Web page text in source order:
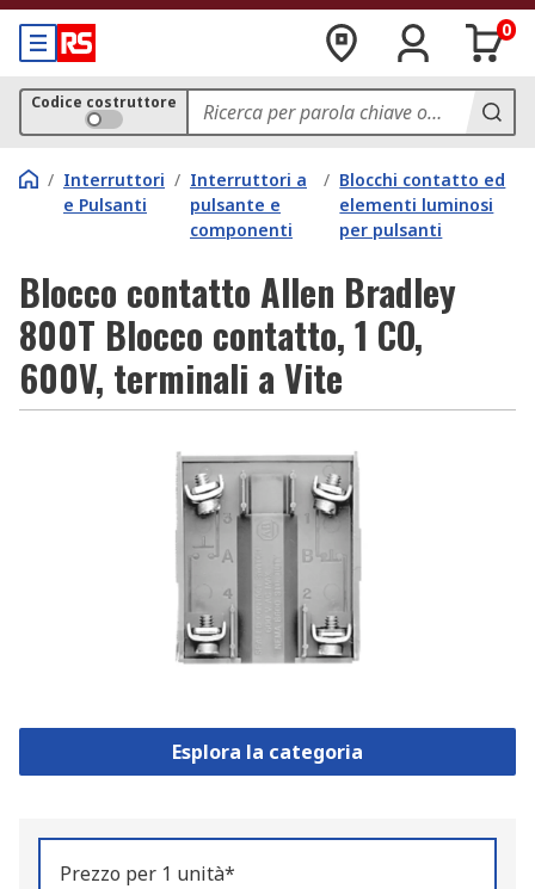
0
Codice costruttore
/ Interruttori
e Pulsanti
/ Interruttori a
pulsante e
componenti
/ Blocchi contatto ed
elementi luminosi
per pulsanti
Blocco contatto Allen Bradley
800T Blocco contatto, 1 CO,
600V, terminali a Vite
Esplora la categoria
Prezzo per 1 unità*